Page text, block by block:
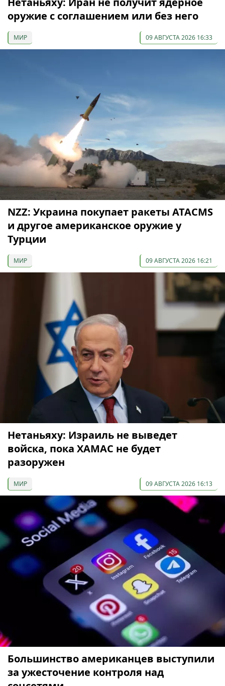
оружие с соглашением или без него
МИР 09 АВГУСТА 2026 16:33
NZZ: Украина покупает ракеты ATACMS
и другое американское оружие у
Турции
МИР 09 АВГУСТА 2026 16:21
Нетаньяху: Израиль не выведет
войска, пока ХАМАС не будет
разоружен
МИР 09 АВГУСТА 2026 16:13
Большинство американцев выступили
за ужесточение контроля над